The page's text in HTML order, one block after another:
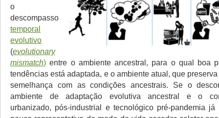
o
descompasso
temporal
evolutivo
(evolutionary
mismatch) entre o ambiente ancestral, para o qual boa
tendências está adaptada, e o ambiente atual, que
semelhança com as condições ancestrais. Se o
ambiente de adaptação evolutiva ancestral e o
urbanizado, pós-industrial e tecnológico pré-pandemia já